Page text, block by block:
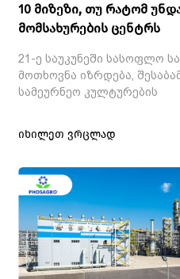
10 მიზეზი, თუ რატომ
მომსახურების ცენტრს
21-ე საუკუნეში სასოფლო
მოთხოვნა იზრდება,
სამეურნეო კულტურების
იხილეთ ვრცლად